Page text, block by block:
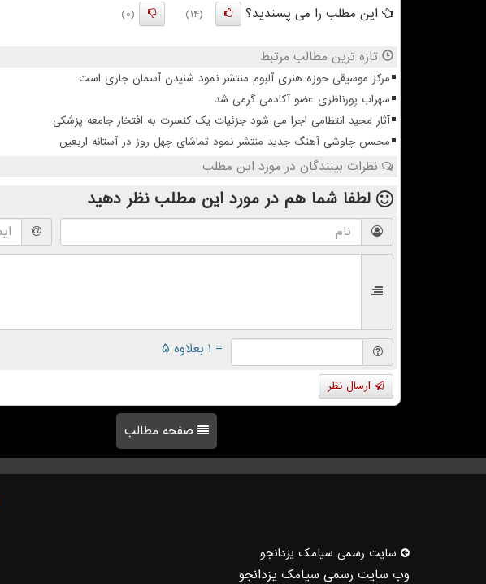
این مطلب را می پسندید؟
(14)
(0)
تازه ترین مطالب مرتبط
مرکز موسیقی حوزه هنری آلبوم منتشر نمود شنیدن آسمان جاری است
سهراب پورناظری عضو آکادمی گرمی شد
آثار مجید انتظامی اجرا می شود جزئیات یک کنسرت به افتخار جامعه پزشکی
محسن چاوشی آهنگ جدید منتشر نمود تماشای چهل روز در آستانه اربعین
نظرات بینندگان در مورد این مطلب
لطفا شما هم در مورد این مطلب نظر دهید
= ۱ بعلاوه ۵
ارسال نظر
صفحه مطالب
سایت رسمی سیامك یزدانجو
وب سایت رسمی سیامک یزدانجو